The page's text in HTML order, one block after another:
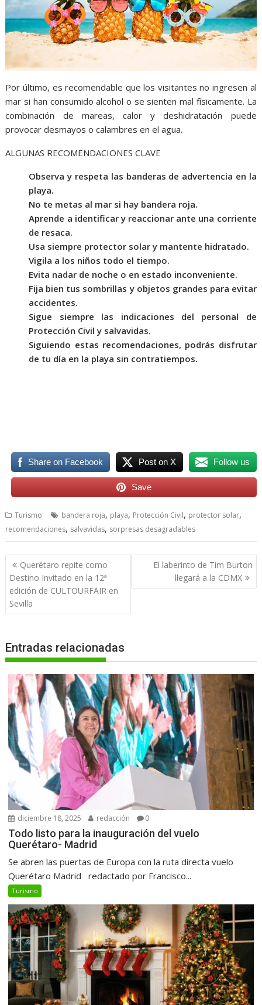
Por último, es recomendable que los visitantes no ingresen al
mar si han consumido alcohol o se sienten mal físicamente. La
combinación de mareas, calor y deshidratación puede
provocar desmayos o calambres en el agua.
ALGUNAS RECOMENDACIONES CLAVE
Observa y respeta las banderas de advertencia en la
playa.
No te metas al mar si hay bandera roja.
Aprende a identificar y reaccionar ante una corriente
de resaca.
Usa siempre protector solar y mantente hidratado.
Vigila a los niños todo el tiempo.
Evita nadar de noche o en estado inconveniente.
Fija bien tus sombrillas y objetos grandes para evitar
accidentes.
Sigue siempre las indicaciones del personal de
Protección Civil y salvavidas.
Siguiendo estas recomendaciones, podrás disfrutar
de tu día en la playa sin contratiempos.
Share on Facebook Post on X Follow us
Save
Turismo bandera roja, playa, Protección Civil, protector solar,
recomendaciones, salvavidas, sorpresas desagradables
Navegación
de
entradas
Querétaro repite como
Destino Invitado en la 12ª
edición de CULTOURFAIR en
Sevilla
El laberinto de Tim Burton
llegará a la CDMX
Entradas relacionadas
diciembre 18, 2025 redacción 0
Todo listo para la inauguración del vuelo
Querétaro- Madrid
Se abren las puertas de Europa con la ruta directa vuelo
Querétaro Madrid redactado por Francisco...
Turismo